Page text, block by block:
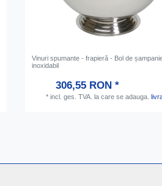
Vinuri spumante - frapieră - Bol de
inoxidabil
306,55 RON *
* incl. ges. TVA. la care se adauga.